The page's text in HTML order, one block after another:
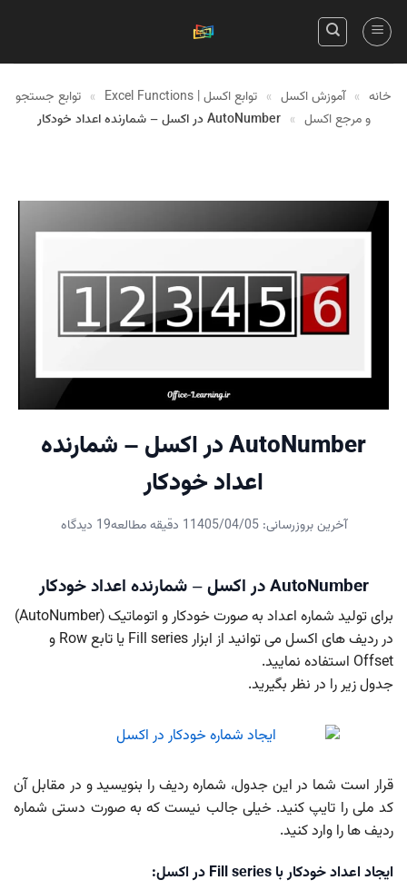
Skip
خانه » آموزش اکسل » توابع اکسل | Excel Functions » توابع جستجو
و مرجع اکسل » AutoNumber در اکسل – شمارنده اعداد خودکار
AutoNumber در اکسل – شمارنده
اعداد خودکار
آخرین بروزرسانی: 1405/04/05 1 دقیقه مطالعه 19 دیدگاه
AutoNumber در اکسل – شمارنده اعداد خودکار
برای تولید شماره اعداد به صورت خودکار و اتوماتیک (AutoNumber)
در ردیف های اکسل می توانید از ابزار Fill series یا تابع Row و
Offset استفاده نمایید.
جدول زیر را در نظر بگیرید.
قرار است شما در این جدول، شماره ردیف را بنویسید و در مقابل آن
کد ملی را تایپ کنید. خیلی جالب نیست که به صورت دستی شماره
ردیف ها را وارد کنید.
ایجاد اعداد خودکار با Fill series در اکسل: